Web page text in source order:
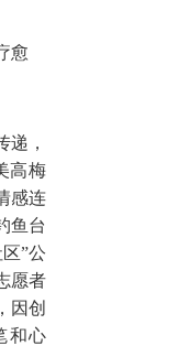
愈
递，
高梅
感连
鱼台
”公
愿者
因创
和心